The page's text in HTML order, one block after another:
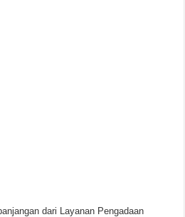
dari Layanan Pengadaan